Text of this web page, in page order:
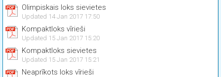
Olimpiskais loks sievietes
Updated 14 Jan 2017 17:50
Kompaktloks vīrieši
Updated 15 Jan 2017 15:20
Kompaktloks sievietes
Updated 15 Jan 2017 15:21
Neaprīkots loks vīrieši